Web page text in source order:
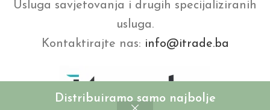
Distribuiramo samo najbolje
Usluga savjetovanja i drugih specijaliziranih
usluga.
Kontaktirajte nas: info@itrade.ba